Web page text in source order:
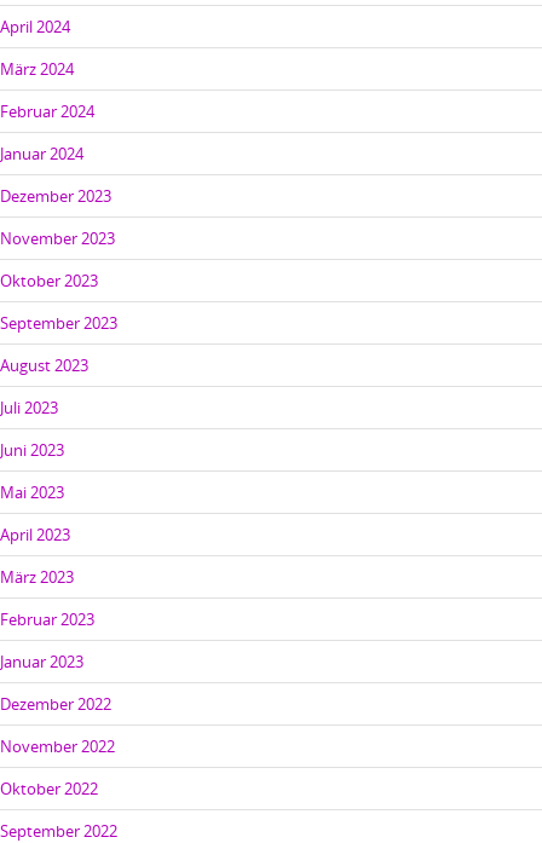
April 2024
März 2024
Februar 2024
Januar 2024
Dezember 2023
November 2023
Oktober 2023
September 2023
August 2023
Juli 2023
Juni 2023
Mai 2023
April 2023
März 2023
Februar 2023
Januar 2023
Dezember 2022
November 2022
Oktober 2022
September 2022